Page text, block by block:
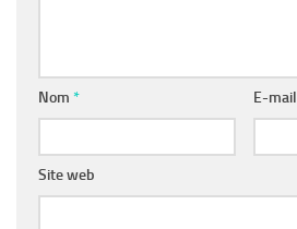
Nom * E-mail
Site web